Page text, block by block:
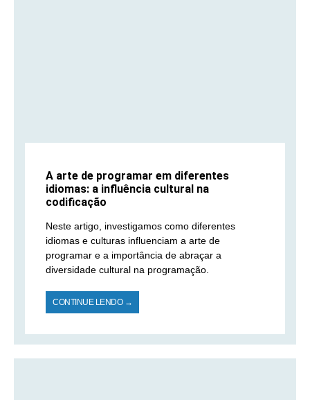
A arte de programar em diferentes
idiomas: a influência cultural na
codificação
Neste artigo, investigamos como diferentes
idiomas e culturas influenciam a arte de
programar e a importância de abraçar a
diversidade cultural na programação.
CONTINUE LENDO →